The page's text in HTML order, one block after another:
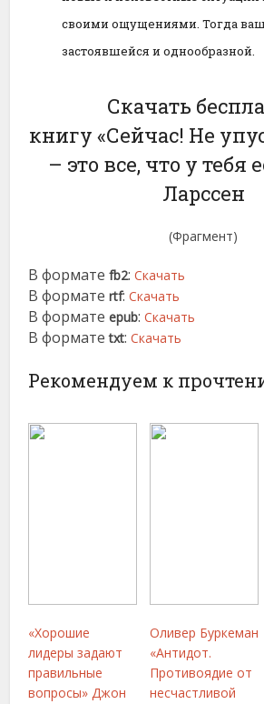
своими ощущениями. Тогда
застоявшейся и однообразной.
Скачать
книгу «Сейчас! Не
– это все, что у тебя
Ларссен
(Фрагмент)
В форматеfb2:Скачать
В форматеrtf:Скачать
В форматеepub:Скачать
В форматеtxt:Скачать
Рекомендуем к
«Хорошие
лидеры задают
правильные
вопросы» Джон
Оливер Буркеман
«Антидот.
Противоядие от
несчастливой